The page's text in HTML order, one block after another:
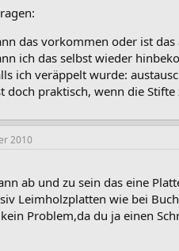
das vorkommen oder ist
ich das selbst wieder
ich veräppelt wurde:
doch praktisch, wenn die
2010
ab und zu sein das eine
Leimholzplatten wie bei
Problem,da du ja einen